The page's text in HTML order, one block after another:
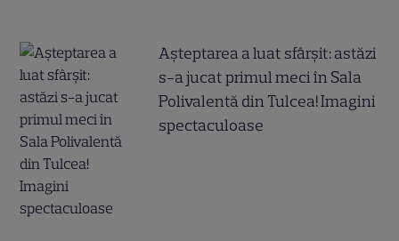
Așteptarea a luat sfârșit: astăzi
s-a jucat primul meci în Sala
Polivalentă din Tulcea! Imagini
spectaculoase